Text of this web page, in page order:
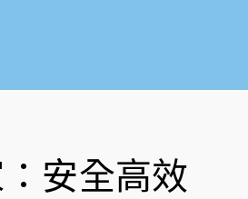
安全高效